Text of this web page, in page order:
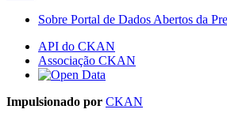
Sobre Portal de Dados Abertos da
API do CKAN
Associação CKAN
Impulsionado por CKAN